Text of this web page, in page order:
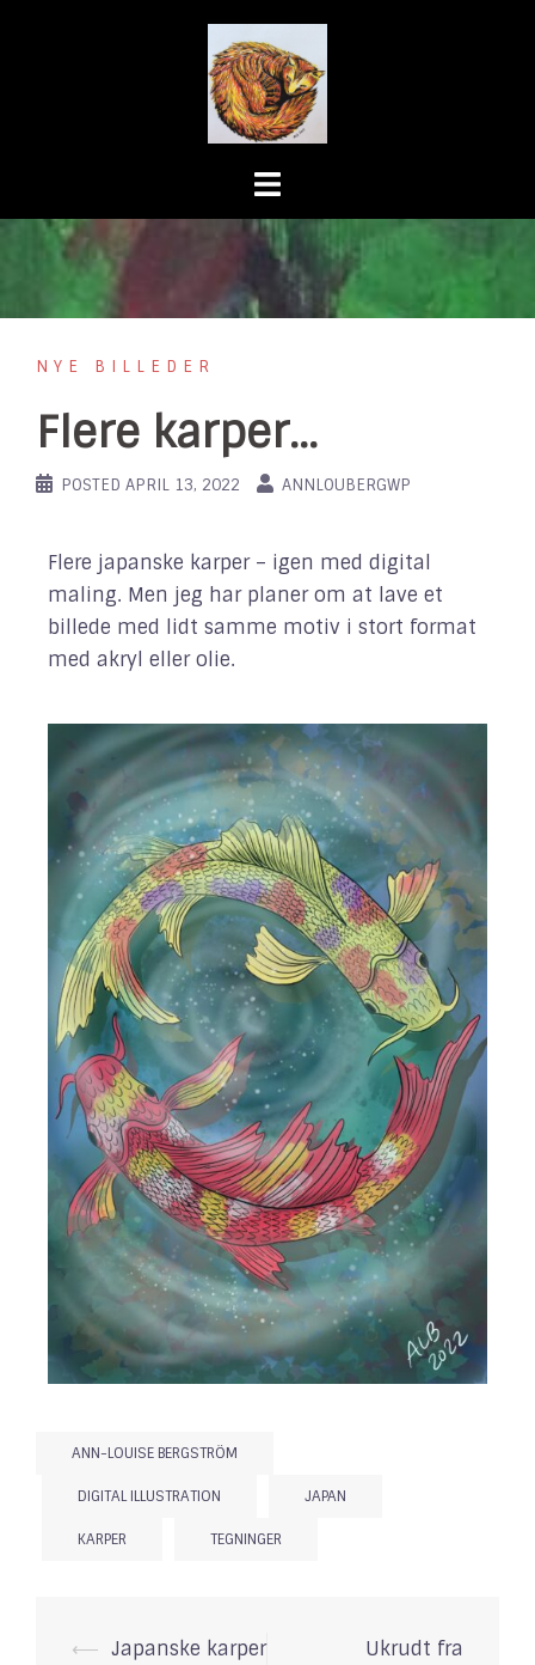
NYE BILLEDER
Flere karper…
POSTED APRIL 13, 2022 ANNLOUBERGWP
Flere japanske karper – igen med digital
maling. Men jeg har planer om at lave et
billede med lidt samme motiv i stort format
med akryl eller olie.
ANN-LOUISE BERGSTRÖM
DIGITAL ILLUSTRATION JAPAN
KARPER TEGNINGER
⟵ Japanske karper
Ukrudt fra